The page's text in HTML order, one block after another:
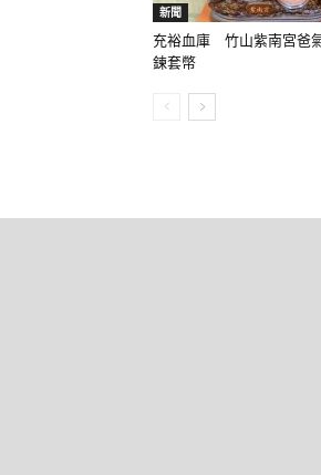
新聞
充裕血庫 竹山紫南宮爸
鍊套幣